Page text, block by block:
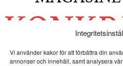
Vi använder kakor för att förbättra din
annonser och innehåll, samt analysera